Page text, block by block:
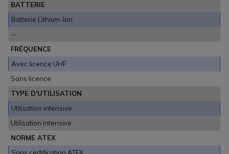
BATTERIE
Batterie Lithium-Ion
--
FRÉQUENCE
Avec licence UHF
Sans licence
TYPE D'UTILISATION
Utilisation intensive
Utilisation intensive
NORME ATEX